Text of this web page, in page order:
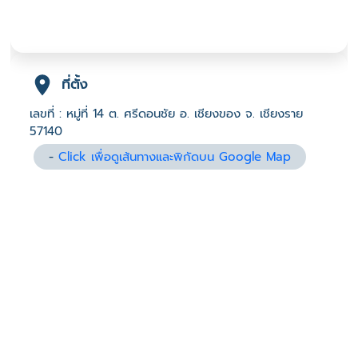
ที่ตั้ง
เลขที่ : หมู่ที่ 14 ต. ศรีดอนชัย อ. เชียงของ จ. เชียงราย
57140
-Click เพื่อดูเส้นทางและพิกัดบน Google Map